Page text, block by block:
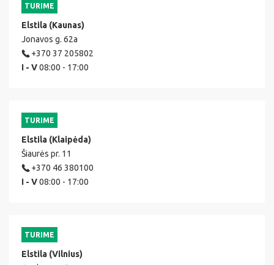
TURIME
Elstila (Kaunas)
Jonavos g. 62a
+370 37 205802
I - V08:00 - 17:00
TURIME
Elstila (Klaipėda)
Šiaurės pr. 11
+370 46 380100
I - V08:00 - 17:00
TURIME
Elstila (Vilnius)